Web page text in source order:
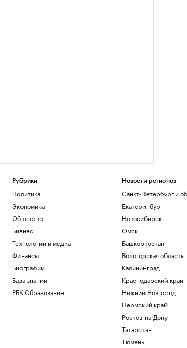
Рубрики
Политика
Экономика
Общество
Бизнес
Технологии и медиа
Финансы
Биографии
База знаний
РБК Образование
Новости регионов
Санкт-Петербург и
Екатеринбург
Новосибирск
Омск
Башкортостан
Вологодская область
Калининград
Краснодарский край
Нижний Новгород
Пермский край
Ростов-на-Дону
Татарстан
Тюмень